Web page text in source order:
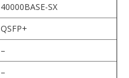
40000BASE-SX
QSFP+
–
–